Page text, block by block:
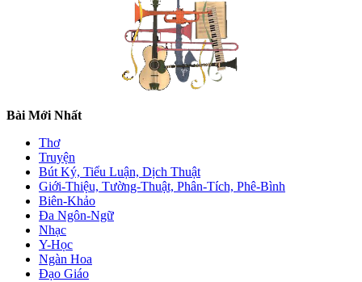
Bài Mới Nhất
Thơ
Truyện
Bút Ký, Tiểu Luận, Dịch Thuật
Giới-Thiệu, Tường-Thuật, Phân-Tích, Phê-Bình
Biên-Khảo
Đa Ngôn-Ngữ
Nhạc
Y-Học
Ngàn Hoa
Đạo Giáo